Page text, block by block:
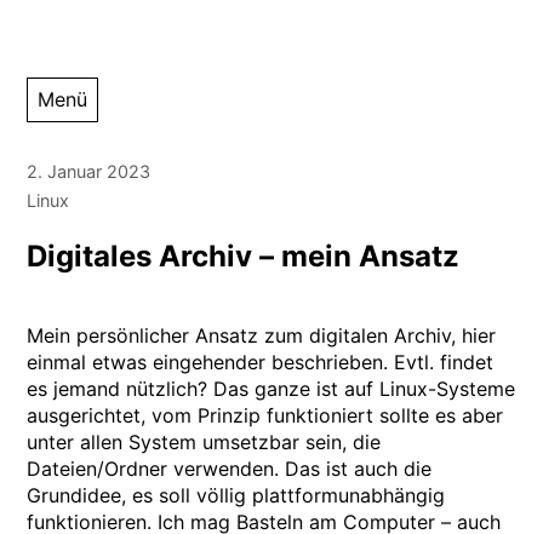
InhaltMenü
2. Januar 2023
Linux
Digitales Archiv – mein Ansatz
Mein persönlicher Ansatz zum digitalen Archiv, hier
einmal etwas eingehender beschrieben. Evtl. findet
es jemand nützlich? Das ganze ist auf Linux-Systeme
ausgerichtet, vom Prinzip funktioniert sollte es aber
unter allen System umsetzbar sein, die
Dateien/Ordner verwenden. Das ist auch die
Grundidee, es soll völlig plattformunabhängig
funktionieren. Ich mag Basteln am Computer – auch